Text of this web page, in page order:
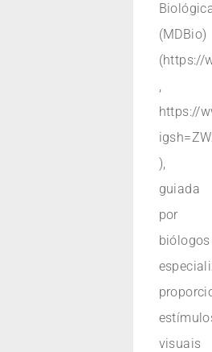
(MDBio)
(https://
https://
),
guiada
por
biólogos
visuais